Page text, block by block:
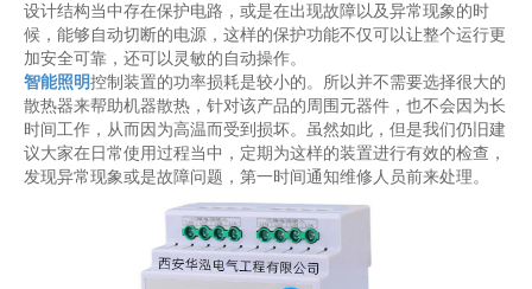
设计结构当中存在保护电路，或是在出现故障以及异常现象的时
候，能够自动切断的电源，这样的保护功能不仅可以让整个运行更
加安全可靠，还可以灵敏的自动操作。
智能照明控制装置的功率损耗是较小的。所以并不需要选择很大的
散热器来帮助机器散热，针对该产品的周围元器件，也不会因为长
时间工作，从而因为高温而受到损坏。虽然如此，但是我们仍旧建
议大家在日常使用过程当中，定期为这样的装置进行有效的检查，
发现异常现象或是故障问题，第一时间通知维修人员前来处理。